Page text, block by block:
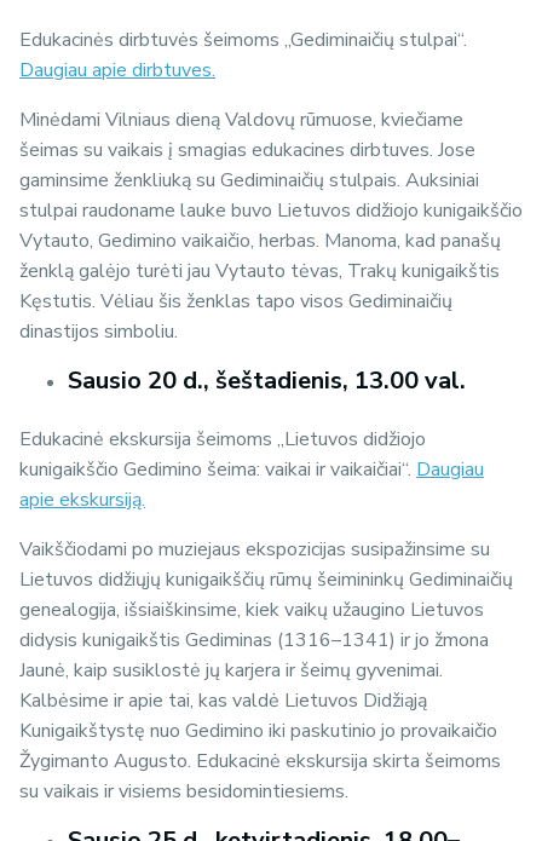
Edukacinės dirbtuvės šeimoms „Gediminaičių stulpai“.
Daugiau apie dirbtuves.
Minėdami Vilniaus dieną Valdovų rūmuose, kviečiame
šeimas su vaikais į smagias edukacines dirbtuves. Jose
gaminsime ženkliuką su Gediminaičių stulpais. Auksiniai
stulpai raudoname lauke buvo Lietuvos didžiojo kunigaikščio
Vytauto, Gedimino vaikaičio, herbas. Manoma, kad panašų
ženklą galėjo turėti jau Vytauto tėvas, Trakų kunigaikštis
Kęstutis. Vėliau šis ženklas tapo visos Gediminaičių
dinastijos simboliu.
Sausio 20 d., šeštadienis, 13.00 val.
Edukacinė ekskursija šeimoms „Lietuvos didžiojo
kunigaikščio Gedimino šeima: vaikai ir vaikaičiai“. Daugiau
apie ekskursiją.
Vaikščiodami po muziejaus ekspozicijas susipažinsime su
Lietuvos didžiųjų kunigaikščių rūmų šeimininkų Gediminaičių
genealogija, išsiaiškinsime, kiek vaikų užaugino Lietuvos
didysis kunigaikštis Gediminas (1316–1341) ir jo žmona
Jaunė, kaip susiklostė jų karjera ir šeimų gyvenimai.
Kalbėsime ir apie tai, kas valdė Lietuvos Didžiąją
Kunigaikštystę nuo Gedimino iki paskutinio jo provaikaičio
Žygimanto Augusto. Edukacinė ekskursija skirta šeimoms
su vaikais ir visiems besidomintiesiems.